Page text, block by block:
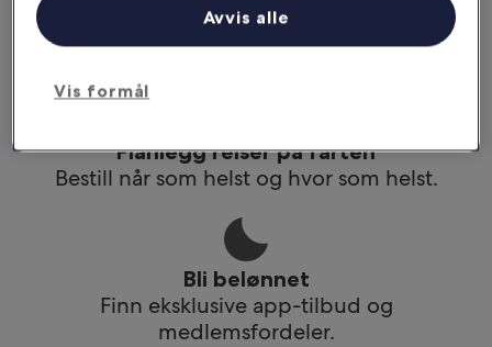
Hold deg oppdatert
Få tilgang til reiseruten din selv uten wi-fi.
Planlegg reiser på farten
Bestill når som helst og hvor som helst.
Bli belønnet
Finn eksklusive app-tilbud og
medlemsfordeler.
Vis formål
Avvis alle